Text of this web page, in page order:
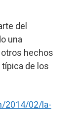
del
una
hechos
de los
2014/02/la-